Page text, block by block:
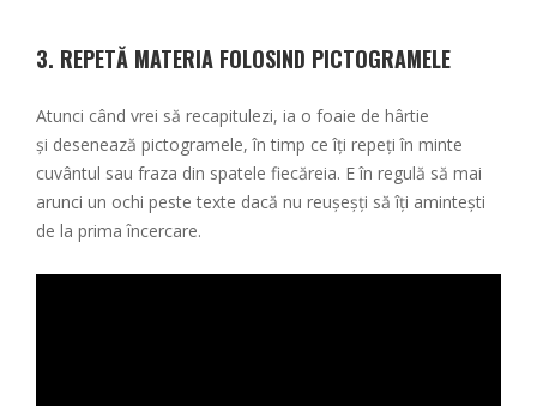
3. REPETĂ MATERIA FOLOSIND PICTOGRAMELE
Atunci când vrei să recapitulezi, ia o foaie de hârtie
și desenează pictogramele, în timp ce îți repeți în minte
cuvântul sau fraza din spatele fiecăreia. E în regulă să mai
arunci un ochi peste texte dacă nu reușeșți să îți amintești
de la prima încercare.